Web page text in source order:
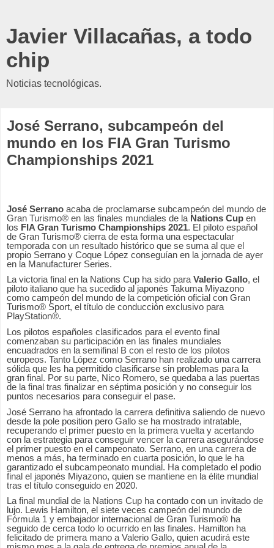
Javier Villacañas, a todo
chip
Noticias tecnológicas.
José Serrano, subcampeón del
mundo en los FIA Gran Turismo
Championships 2021
José Serrano acaba de proclamarse subcampeón del mundo de
Gran Turismo® en las finales mundiales de la Nations Cup en
los FIA Gran Turismo Championships 2021. El piloto español
de Gran Turismo® cierra de esta forma una espectacular
temporada con un resultado histórico que se suma al que el
propio Serrano y Coque López conseguían en la jornada de ayer
en la Manufacturer Series.
La victoria final en la Nations Cup ha sido paraValerio Gallo, el
piloto italiano que ha sucedido al japonés Takuma Miyazono
como campeón del mundo de la competición oficial con Gran
Turismo® Sport, el título de conducción exclusivo para
PlayStation®.
Los pilotos españoles clasificados para el evento final
comenzaban su participación en las finales mundiales
encuadrados en la semifinal B con el resto de los pilotos
europeos. Tanto López como Serrano han realizado una carrera
sólida que les ha permitido clasificarse sin problemas para la
gran final. Por su parte, Nico Romero, se quedaba a las puertas
de la final tras finalizar en séptima posición y no conseguir los
puntos necesarios para conseguir el pase.
José Serrano ha afrontado la carrera definitiva saliendo de nuevo
desde la pole position pero Gallo se ha mostrado intratable,
recuperando el primer puesto en la primera vuelta y acertando
con la estrategia para conseguir vencer la carrera asegurándose
el primer puesto en el campeonato. Serrano, en una carrera de
menos a más, ha terminado en cuarta posición, lo que le ha
garantizado el subcampeonato mundial. Ha completado el podio
final el japonés Miyazono, quien se mantiene en la élite mundial
tras el título conseguido en 2020.
La final mundial de la Nations Cup ha contado con un invitado de
lujo. Lewis Hamilton, el siete veces campeón del mundo de
Fórmula 1 y embajador internacional de Gran Turismo® ha
seguido de cerca todo lo ocurrido en las finales. Hamilton ha
felicitado de primera mano a Valerio Gallo, quien acudirá este